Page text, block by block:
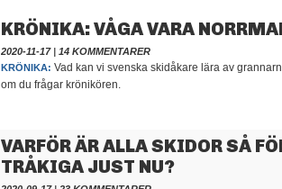
KRÖNIKA: VÅGA VARA
2020-11-17| 14 KOMMENTARER
KRÖNIKA: Vad kan vi svenska skidåkare lära av
om du frågar krönikören.
VARFÖR ÄR ALLA SKIDOR SÅ
TRÅKIGA JUST NU?